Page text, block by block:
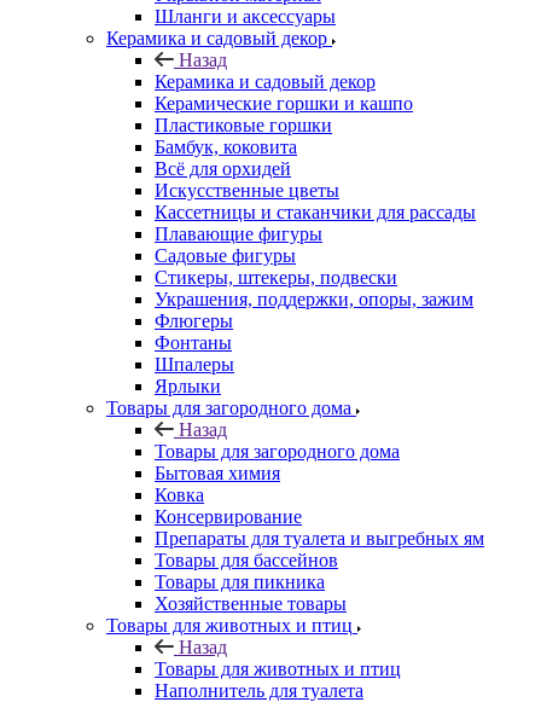
Шланги и аксессуары
Керамика и садовый декор
Назад
Керамика и садовый декор
Керамические горшки и кашпо
Пластиковые горшки
Бамбук, коковита
Всё для орхидей
Искусственные цветы
Кассетницы и стаканчики для рассады
Плавающие фигуры
Садовые фигуры
Стикеры, штекеры, подвески
Украшения, поддержки, опоры, зажим
Флюгеры
Фонтаны
Шпалеры
Ярлыки
Товары для загородного дома
Назад
Товары для загородного дома
Бытовая химия
Ковка
Консервирование
Препараты для туалета и выгребных ям
Товары для бассейнов
Товары для пикника
Хозяйственные товары
Товары для животных и птиц
Назад
Товары для животных и птиц
Наполнитель для туалета